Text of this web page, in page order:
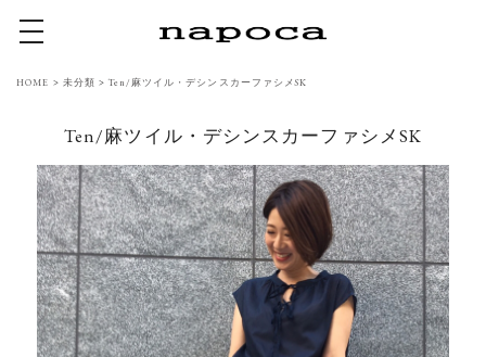
toggle navigation
HOME > 未分類 >Ten/麻ツイル・デシンスカーファシメSK
Ten/麻ツイル・デシンスカーファシメSK